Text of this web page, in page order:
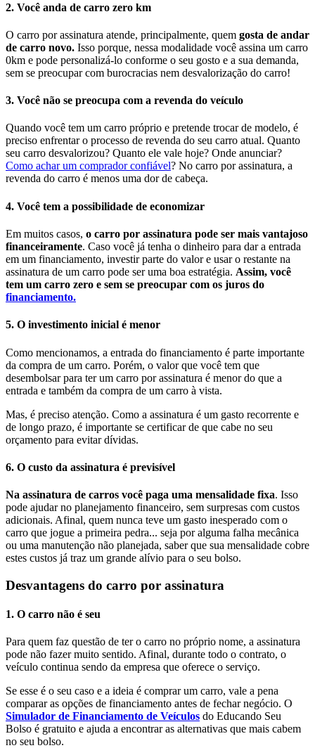
2. Você anda de carro zero km
O carro por assinatura atende, principalmente, quem gosta de andar
de carro novo. Isso porque, nessa modalidade você assina um carro
0km e pode personalizá-lo conforme o seu gosto e a sua demanda,
sem se preocupar com burocracias nem desvalorização do carro!
3. Você não se preocupa com a revenda do veículo
Quando você tem um carro próprio e pretende trocar de modelo, é
preciso enfrentar o processo de revenda do seu carro atual. Quanto
seu carro desvalorizou? Quanto ele vale hoje? Onde anunciar?
Como achar um comprador confiável? No carro por assinatura, a
revenda do carro é menos uma dor de cabeça.
4. Você tem a possibilidade de economizar
Em muitos casos, o carro por assinatura pode ser mais vantajoso
financeiramente. Caso você já tenha o dinheiro para dar a entrada
em um financiamento, investir parte do valor e usar o restante na
assinatura de um carro pode ser uma boa estratégia. Assim, você
tem um carro zero e sem se preocupar com os juros do
financiamento.
5. O investimento inicial é menor
Como mencionamos, a entrada do financiamento é parte importante
da compra de um carro. Porém, o valor que você tem que
desembolsar para ter um carro por assinatura é menor do que a
entrada e também da compra de um carro à vista.
Mas, é preciso atenção. Como a assinatura é um gasto recorrente e
de longo prazo, é importante se certificar de que cabe no seu
orçamento para evitar dívidas.
6. O custo da assinatura é previsível
Na assinatura de carros você paga uma mensalidade fixa. Isso
pode ajudar no planejamento financeiro, sem surpresas com custos
adicionais. Afinal, quem nunca teve um gasto inesperado com o
carro que jogue a primeira pedra... seja por alguma falha mecânica
ou uma manutenção não planejada, saber que sua mensalidade cobre
estes custos já traz um grande alívio para o seu bolso.
Desvantagens do carro por assinatura
1. O carro não é seu
Para quem faz questão de ter o carro no próprio nome, a assinatura
pode não fazer muito sentido. Afinal, durante todo o contrato, o
veículo continua sendo da empresa que oferece o serviço.
Se esse é o seu caso e a ideia é comprar um carro, vale a pena
comparar as opções de financiamento antes de fechar negócio. O
Simulador de Financiamento de Veículos do Educando Seu
Bolso é gratuito e ajuda a encontrar as alternativas que mais cabem
no seu bolso.